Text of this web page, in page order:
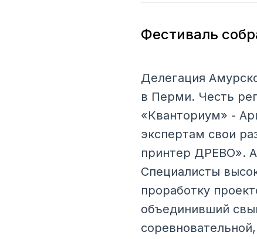
Фестиваль
Делегация
в Перми. Честь
«Кванториум» -
экспертам свои
принтер ДРЕВО».
Специалисты
проработку
объединивший